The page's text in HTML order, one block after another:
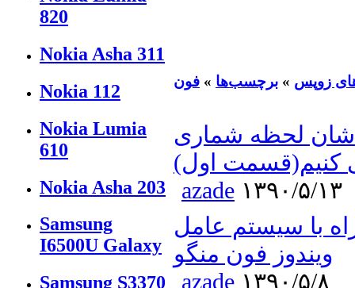
820
Nokia Asha 311
Nokia 112
Nokia Lumia
610
Nokia Asha 203
Samsung
I6500U Galaxy
Samsung S3370
زوپس » برچسب‌ها » فون
لحظه شماری
کنیم(قسمت اول)
azade ۱۳۹۰/۵/۱۳
با سيستم عامل
ويندوز فون منگو
azade ۱۳۹۰/۵/۸